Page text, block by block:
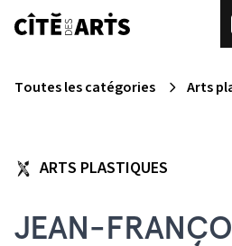
Toutes les catégories Arts
ARTS PLASTIQUES
JEAN-